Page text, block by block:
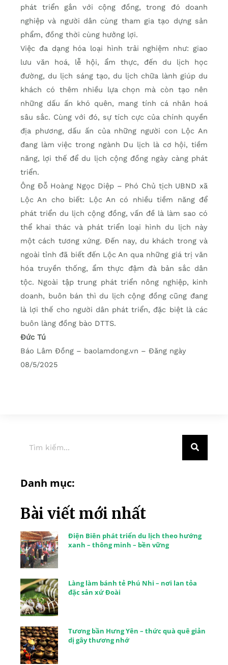
phát triển gắn với cộng đồng, trong đó doanh
nghiệp và người dân cùng tham gia tạo dựng sản
phẩm, đồng thời cùng hưởng lợi.
Việc đa dạng hóa loại hình trải nghiệm như: giao
lưu văn hoá, lễ hội, ẩm thực, đến du lịch học
đường, du lịch sáng tạo, du lịch chữa lành giúp du
khách có thêm nhiều lựa chọn mà còn tạo nên
những dấu ấn khó quên, mang tính cá nhân hoá
sâu sắc. Cùng với đó, sự tích cực của chính quyền
địa phương, dấu ấn của những người con Lộc An
đang làm việc trong ngành Du lịch là cơ hội, tiềm
năng, lợi thế để du lịch cộng đồng ngày càng phát
triển.
Ông Đỗ Hoàng Ngọc Diệp – Phó Chủ tịch UBND xã
Lộc An cho biết: Lộc An có nhiều tiềm năng để
phát triển du lịch cộng đồng, vấn đề là làm sao có
thể khai thác và phát triển loại hình du lịch này
một cách tương xứng. Đến nay, du khách trong và
ngoài tỉnh đã biết đến Lộc An qua những giá trị văn
hóa truyền thống, ẩm thực đậm đà bản sắc dân
tộc. Ngoài tập trung phát triển nông nghiệp, kinh
doanh, buôn bán thì du lịch cộng đồng cũng đang
là lợi thế cho người dân phát triển, đặc biệt là các
buôn làng đồng bào DTTS.
Đức Tú
Báo Lâm Đồng – baolamdong.vn – Đăng ngày
08/5/2025
Danh mục:
Bài viết mới nhất
Điện Biên phát triển du lịch theo hướng
xanh – thông minh – bền vững
Làng làm bánh tẻ Phú Nhi – nơi lan tỏa
đặc sản xứ Đoài
Tương bần Hưng Yên – thức quà quê giản
dị gây thương nhớ